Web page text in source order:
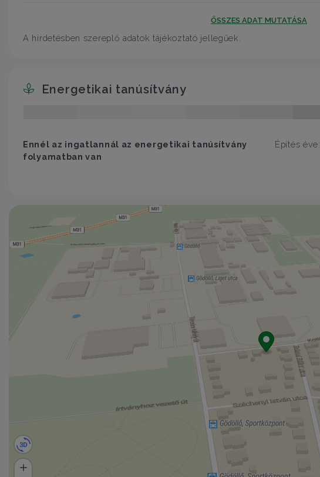
ÖSSZES ADAT MUTATÁSA
A hirdetésben szereplő adatok tájékoztató jellegűek.
Energetikai tanúsítvány
Ennél az ingatlannál az energetikai tanúsítvány
folyamatban van
Építés éve: